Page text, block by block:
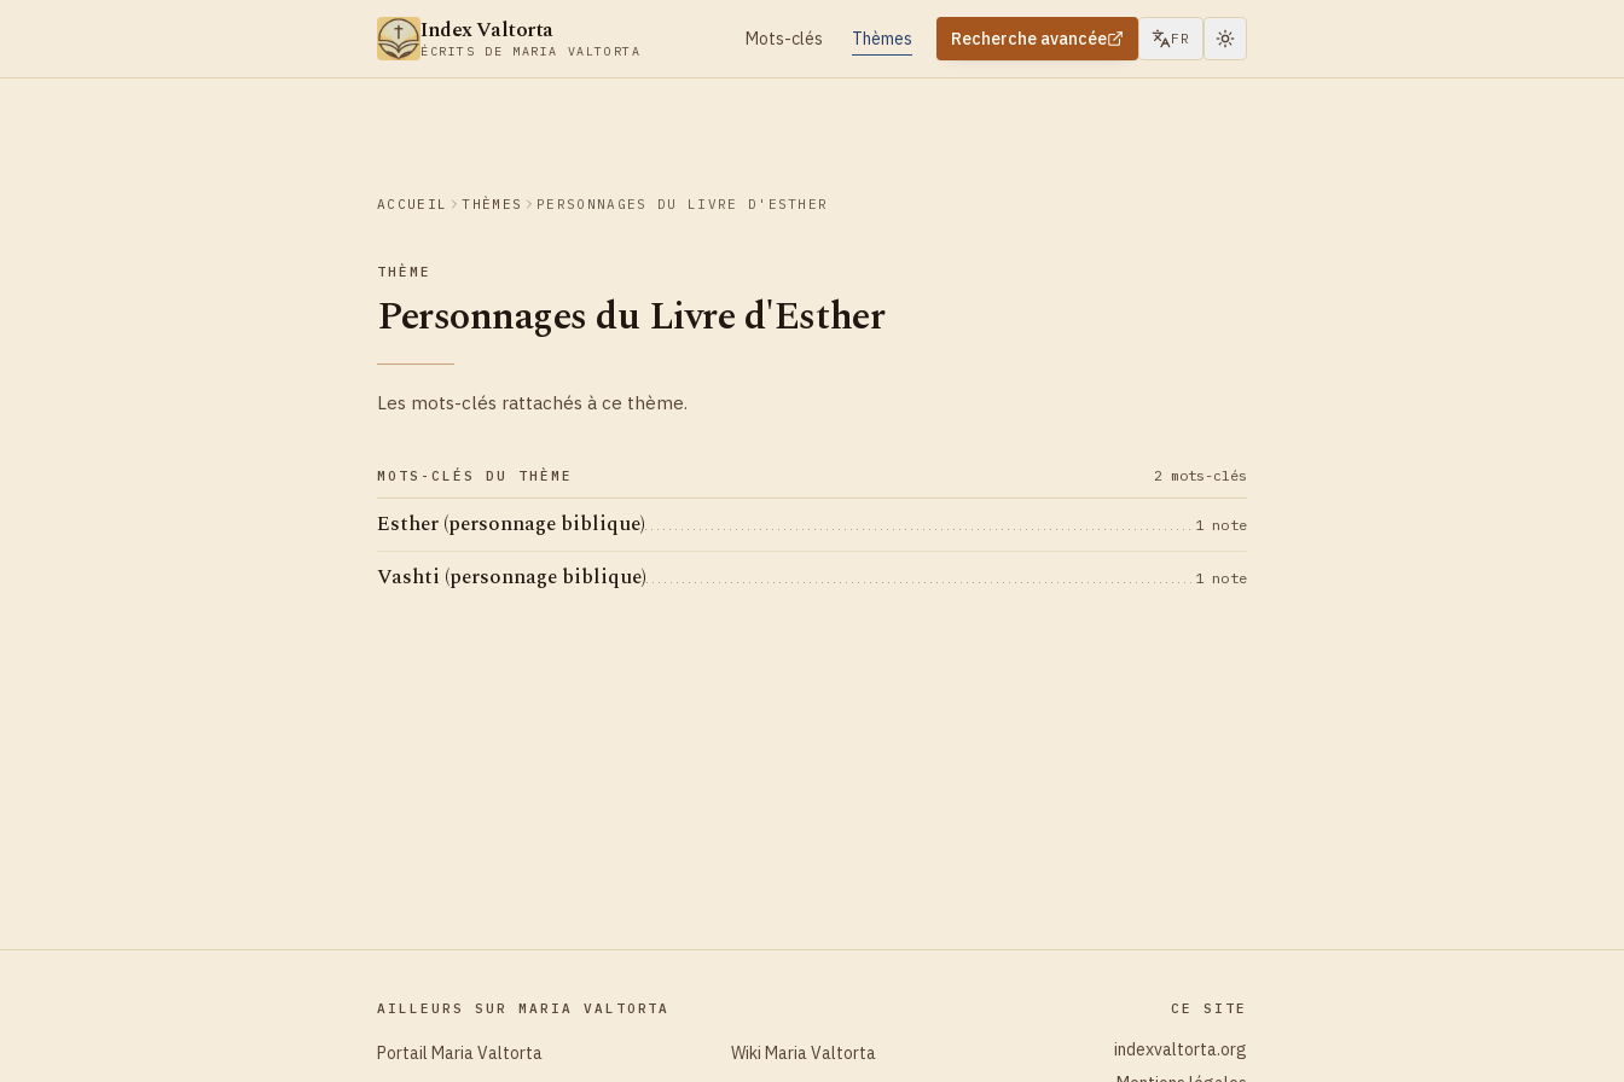
Index Valtorta
ÉCRITS DE MARIA VALTORTA
Mots-clés Thèmes Recherche avancée FR
ACCUEIL THÈMES PERSONNAGES DU LIVRE D'ESTHER
THÈME
Personnages du Livre d'Esther
Les mots-clés rattachés à ce thème.
MOTS-CLÉS DU THÈME 2 mots-clés
Esther (personnage biblique) 1 note
Vashti (personnage biblique) 1 note
AILLEURS SUR MARIA VALTORTA
Portail Maria Valtorta
Wiki Maria Valtorta
CE SITE
indexvaltorta.org